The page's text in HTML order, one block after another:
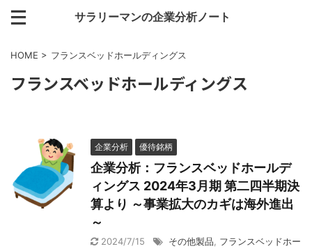
サラリーマンの企業分析ノート
HOME > フランスベッドホールディングス
フランスベッドホールディングス
企業分析 優待銘柄
企業分析：フランスベッドホールデ
ィングス 2024年3月期 第二四半期決
算より ～事業拡大のカギは海外進出
～
2024/7/15 その他製品
フランスベッドホー